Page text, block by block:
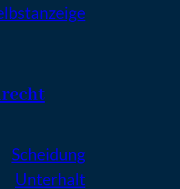
Scheidung
Unterhalt